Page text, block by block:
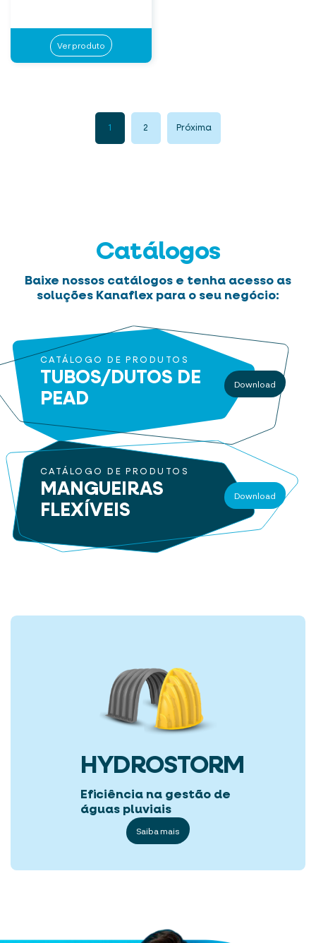
Ver produto
1 2 Próxima
Catálogos
Baixe nossos catálogos e tenha acesso as
soluções Kanaflex para o seu negócio:
CATÁLOGO DE PRODUTOS
TUBOS/DUTOS DE
PEAD
Download
CATÁLOGO DE PRODUTOS
MANGUEIRAS
FLEXÍVEIS
Download
HYDROSTORM
Eficiência na gestão de
águas pluviais
Saiba mais